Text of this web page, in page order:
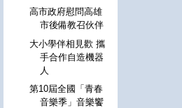
高市政府慰問高雄
市後備教召伙伴
大小學伴相見歡 攜
手合作自造機器
人
第10屆全國「青春
音樂季」音樂饗